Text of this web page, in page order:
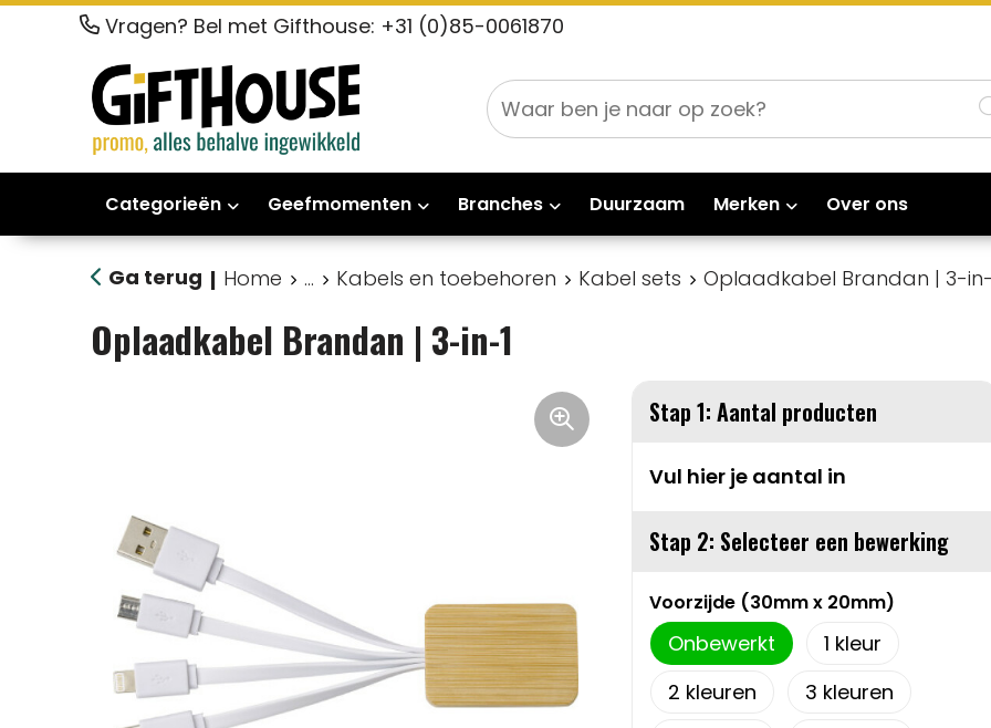
Vragen? Bel met Gifthouse: +31 (0)85-0061870
Categorieën Geefmomenten Branches Duurzaam Merken Over ons
Ga terug | Home ... Kabels en toebehoren Kabel sets Oplaadkabel Brandan | 3-
Oplaadkabel Brandan | 3-in-1
Stap 1: Aantal producten
Vul hier je aantal in
Stap 2: Selecteer een bewerking
Voorzijde (30mm x 20mm)
Onbewerkt
1
2
3